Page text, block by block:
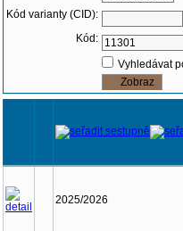
Kód varianty (CID):
Kód:
Vyhledávat
2025/2026